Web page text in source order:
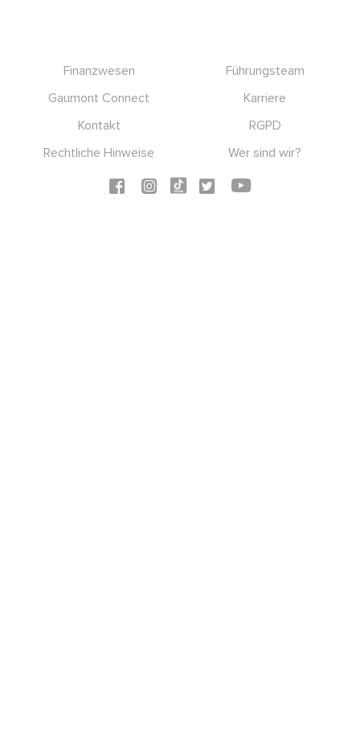
Finanzwesen
Führungsteam
Gaumont Connect
Karriere
Kontakt
RGPD
Rechtliche Hinweise
Wer sind wir?
Social icons